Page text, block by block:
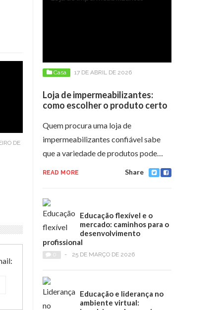
DE
Casa 17 DE ABRIL DE 2026
Loja de impermeabilizantes:
como escolher o produto certo
Quem procura uma loja de
impermeabilizantes confiável sabe
que a variedade de produtos pode…
READ MORE Share
Educação flexível e o
mercado: caminhos para o
desenvolvimento
profissional
- 25 DE MARÇO DE 2026
Educação e liderança no
ambiente virtual: